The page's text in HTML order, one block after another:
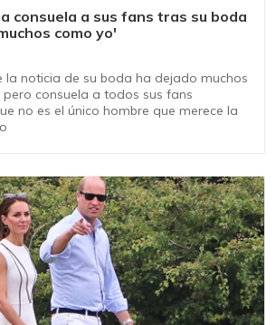
consuela a sus fans tras su boda
como yo'
la noticia de su boda ha dejado muchos
consuela a todos sus fans
no es el único hombre que merece la